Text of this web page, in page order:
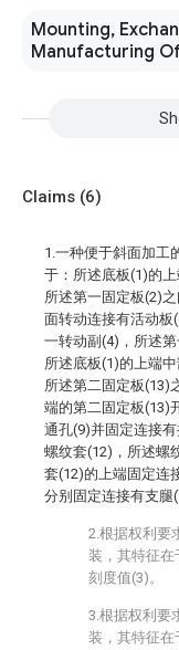
Mounting,
Manufacturing
Claims (6)
1.一种便于斜面加工
于：所述底板(1)的
所述第一固定板(2)
面转动连接有活动板
一转动副(4)，所述
所述底板(1)的上端
所述第二固定板(13)
端的第二固定板(13)
通孔(9)并固定连接
螺纹套(12)，所述螺
套(12)的上端固定连
分别固定连接有支腿
2.根据权利要
装，其特征在
刻度值(3)。
3.根据权利要
装，其特征在